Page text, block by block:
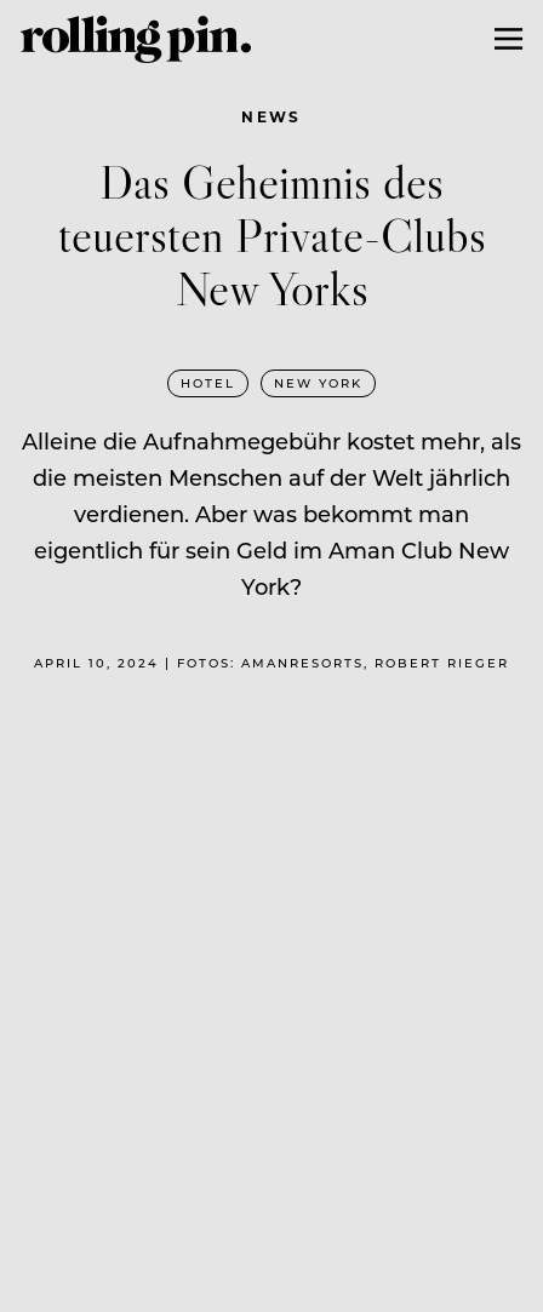
NEWS
Das Geheimnis des
teuersten Private-Clubs
New Yorks
HOTEL NEW YORK
Alleine die Aufnahmegebühr kostet mehr, als
die meisten Menschen auf der Welt jährlich
verdienen. Aber was bekommt man
eigentlich für sein Geld im Aman Club New
York?
APRIL 10, 2024 | FOTOS: AMANRESORTS, ROBERT RIEGER